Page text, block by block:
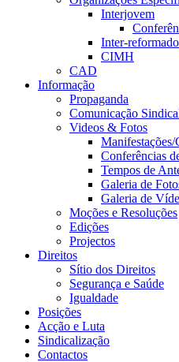
Interjovem
Inter-
CIMH
CAD
Informação
Propaganda
Comunicação
Videos & Fotos
Manifestações/
Conferências
Tempos de
Galeria de
Galeria de
Moções e Resoluções
Edições
Projectos
Direitos
Sítio dos Direitos
Segurança e Saúde
Igualdade
Posições
Acção e Luta
Sindicalização
Contactos